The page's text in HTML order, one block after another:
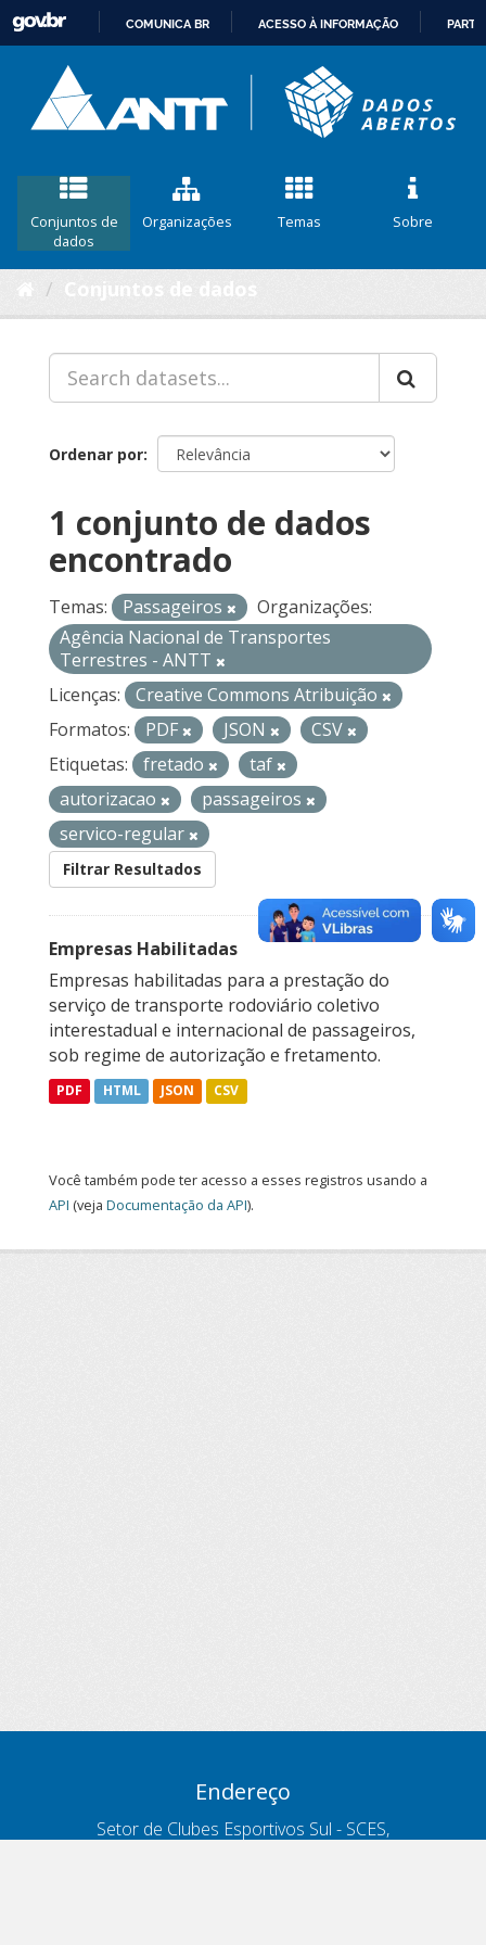
CONTEÚDO
COMUNICA BR ACESSO À INFORMAÇÃO
Conjuntos de
dados
Organizações Temas Sobre
Ordenar por
1 conjunto de dados
encontrado
Temas: Passageiros
Organizações:
Agência Nacional de Transportes
Terrestres - ANTT
Licenças:
Creative Commons Atribuição
Formatos:
PDF JSON
CSV
Etiquetas:
fretado
taf
autorizacao
passageiros
servico-regular
Filtrar Resultados
Empresas Habilitadas
Empresas habilitadas para a prestação do
serviço de transporte rodoviário coletivo
interestadual e internacional de passageiros,
sob regime de autorização e fretamento.
PDF HTML JSON CSV
Você também pode ter acesso a esses registros usando a
API (veja Documentação da API).
Endereço
Setor de Clubes Esportivos Sul - SCES,